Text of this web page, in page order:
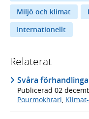
Miljö och klimat
Internationellt
Relaterat
Svåra
Publicerad 02
Pourmokhtari